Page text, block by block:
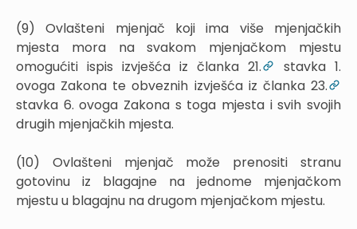
(9) Ovlašteni mjenjač koji ima više mjenjačkih
mjesta mora na svakom mjenjačkom mjestu
omogućiti ispis izvješća iz članka 21.
stavka 1.
ovoga Zakona te obveznih izvješća iz članka 23.
stavka 6. ovoga Zakona s toga mjesta i svih svojih
drugih mjenjačkih mjesta.
(10) Ovlašteni mjenjač može prenositi stranu
gotovinu iz blagajne na jednome mjenjačkom
mjestu u blagajnu na drugom mjenjačkom mjestu.